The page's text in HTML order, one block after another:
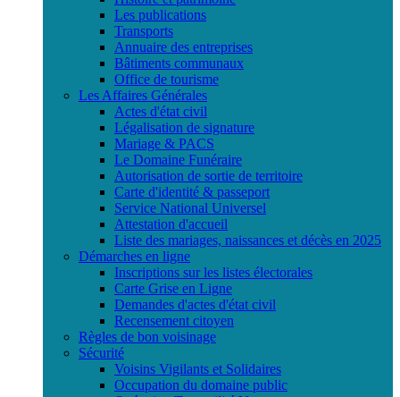
Les publications
Transports
Annuaire des entreprises
Bâtiments communaux
Office de tourisme
Les Affaires Générales
Actes d'état civil
Légalisation de signature
Mariage & PACS
Le Domaine Funéraire
Autorisation de sortie de territoire
Carte d'identité & passeport
Service National Universel
Attestation d'accueil
Liste des mariages, naissances et décès en 2025
Démarches en ligne
Inscriptions sur les listes électorales
Carte Grise en Ligne
Demandes d'actes d'état civil
Recensement citoyen
Règles de bon voisinage
Sécurité
Voisins Vigilants et Solidaires
Occupation du domaine public